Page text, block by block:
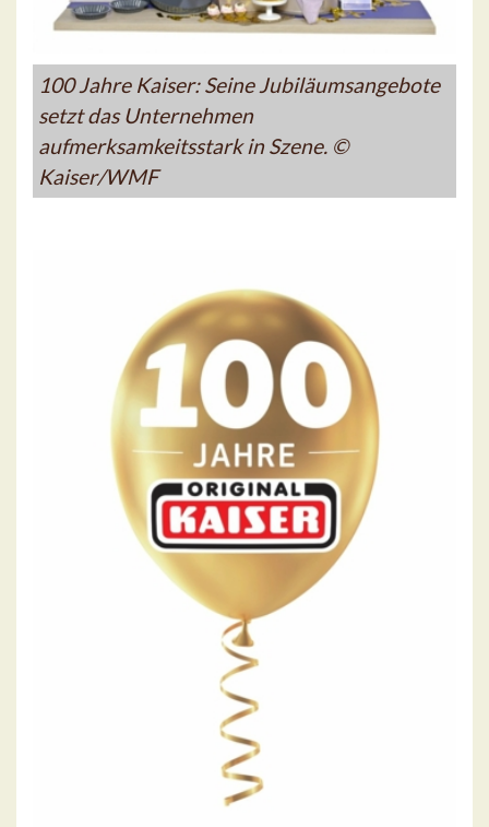
100 Jahre Kaiser: Seine Jubiläumsangebote
setzt das Unternehmen
aufmerksamkeitsstark in Szene. ©
Kaiser/WMF